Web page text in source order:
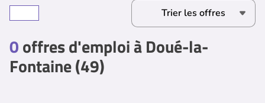
0offres d'emploi à Doué-la-
Fontaine (49)